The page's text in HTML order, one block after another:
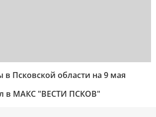
в Псковской области на 9 мая
в МАКС "ВЕСТИ ПСКОВ"